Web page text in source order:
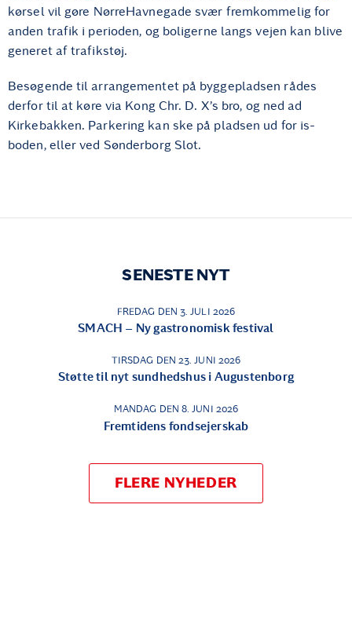
kørsel vil gøre NørreHavnegade svær fremkommelig for
anden trafik i perioden, og boligerne langs vejen kan blive
generet af trafikstøj.
Besøgende til arrangementet på byggepladsen rådes
derfor til at køre via Kong Chr. D. X’s bro, og ned ad
Kirkebakken. Parkering kan ske på pladsen ud for is-
boden, eller ved Sønderborg Slot.
SENESTE NYT
FREDAG DEN 3. JULI 2026
SMACH – Ny gastronomisk festival
TIRSDAG DEN 23. JUNI 2026
Støtte til nyt sundhedshus i Augustenborg
MANDAG DEN 8. JUNI 2026
Fremtidens fondsejerskab
FLERE NYHEDER